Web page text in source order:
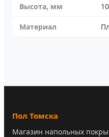
Высота, мм
Материал
Пол Томска
Магазин напольных